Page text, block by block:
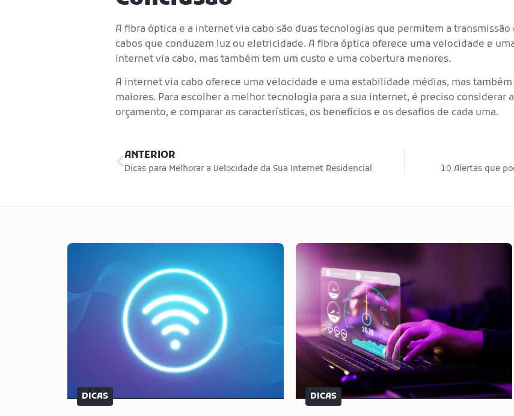
A fibra óptica e a internet via cabo são duas tecnologias que permitem a
cabos que conduzem luz ou eletricidade. A fibra óptica oferece uma velocidade e
internet via cabo, mas também tem um custo e uma cobertura menores.
A internet via cabo oferece uma velocidade e uma estabilidade médias, mas
maiores. Para escolher a melhor tecnologia para a sua internet, é preciso considerar
orçamento, e comparar as características, os benefícios e os desafios de cada uma.
ANTERIOR
Dicas para Melhorar a Velocidade da Sua Internet Residencial 10 Alertas que
DICAS DICAS